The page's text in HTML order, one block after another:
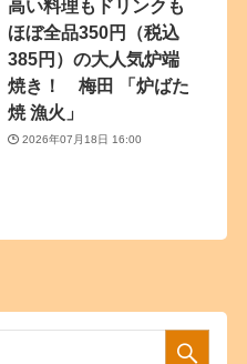
高い料理もドリンクも
ほぼ全品350円（税込
385円）の大人気炉端
焼き！ 梅田 「炉ばた
焼 漁火」
2026年07月18日 16:00